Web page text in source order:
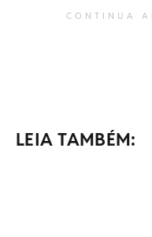
CONTINUA
LEIA TAMBÉM: